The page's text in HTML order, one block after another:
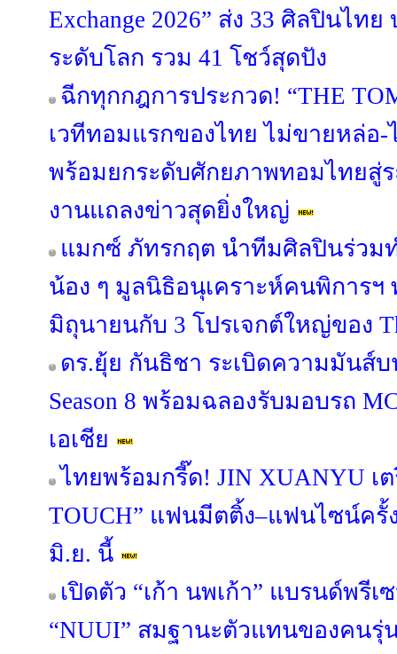
Exchange 2026” ส่ง 33 ศิลปินไท
ระดับโลก รวม 41 โชว์สุดปัง
ฉีกทุกกฎการประกวด! “THE
เวทีทอมแรกของไทย ไม่ขายหล่อ
พร้อมยกระดับศักยภาพทอมไทยสู่
งานแถลงข่าวสุดยิ่งใหญ่
แมกซ์ ภัทรกฤต นำทีมศิลปินร่วม
น้อง ๆ มูลนิธิอนุเคราะห์คนพิการฯ
มิถุนายนกับ 3 โปรเจกต์ใหญ่ของ
ดร.ยุ้ย กันธิชา ระเบิดความมันส์บ
Season 8 พร้อมฉลองรับมอบรถ
เอเชีย
ไทยพร้อมกรี๊ด! JIN XUANYU เต
TOUCH” แฟนมีตติ้ง–แฟนไซน์ครั้
มิ.ย. นี้
เปิดตัว “เก้า นพเก้า” แบรนด์พรี
“NUUI” สมฐานะตัวแทนของคนรุ่